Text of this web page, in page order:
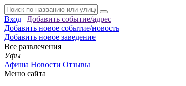
Вход | Добавить событие/адрес
Добавить новое событие/новость
Добавить новое заведение
Все развлечения
Уфы
Афиша Новости Отзывы
Меню сайта